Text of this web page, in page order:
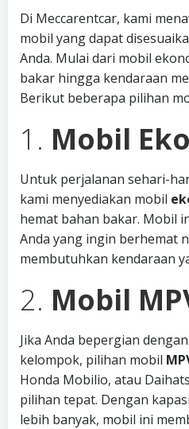
Di Meccarentcar, kami
mobil yang dapat
Anda. Mulai dari mobil
bakar hingga kendaraan
Berikut beberapa pilihan
1. Mobil
Untuk perjalanan sehari-
kami menyediakan mobil
hemat bahan bakar. Mobil
Anda yang ingin berhemat
membutuhkan kendaraan
2. Mobil
Jika Anda bepergian
kelompok, pilihan mobil
Honda Mobilio, atau
pilihan tepat. Dengan
lebih banyak, mobil ini